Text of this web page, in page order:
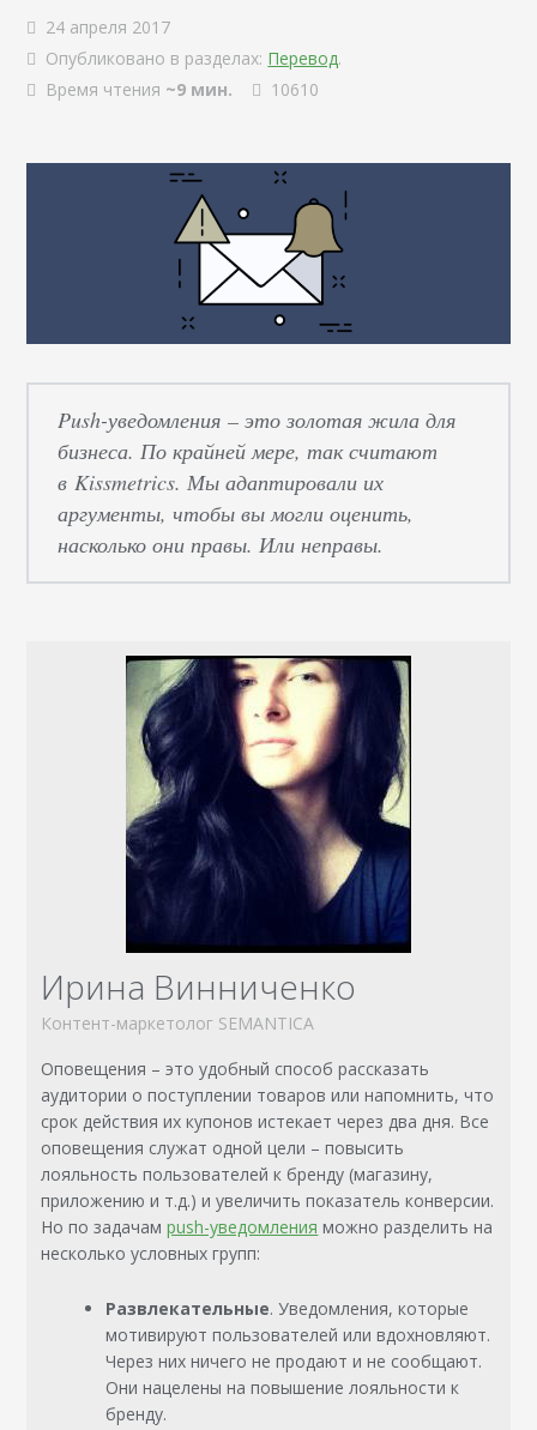
24 апреля 2017
Опубликовано в разделах: Перевод.
Время чтения ~9 мин. 10610
Push-уведомления – это золотая жила для
бизнеса. По крайней мере, так считают
в Kissmetrics. Мы адаптировали их
аргументы, чтобы вы могли оценить,
насколько они правы. Или неправы.
Ирина Винниченко
Контент-маркетолог SEMANTICA
Оповещения – это удобный способ рассказать
аудитории о поступлении товаров или напомнить, что
срок действия их купонов истекает через два дня. Все
оповещения служат одной цели – повысить
лояльность пользователей к бренду (магазину,
приложению и т.д.) и увеличить показатель конверсии.
Но по задачамpush-уведомления можно разделить на
несколько условных групп:
Развлекательные. Уведомления, которые
мотивируют пользователей или вдохновляют.
Через них ничего не продают и не сообщают.
Они нацелены на повышение лояльности к
бренду.